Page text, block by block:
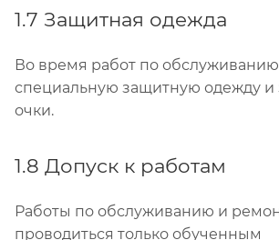
1.7 Защитная одежда
Во время работ по обслуживанию
специальную защитную одежду
очки.
1.8 Допуск к работам
Работы по обслуживанию и
проводиться только обученным